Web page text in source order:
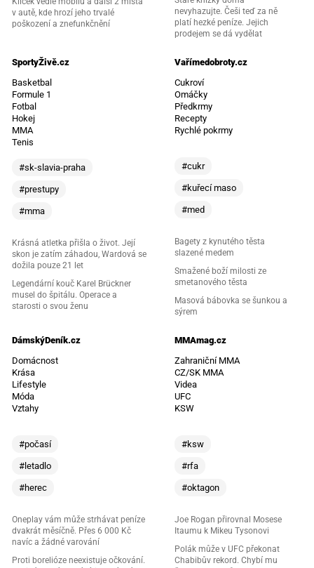
v autě, kde hrozí jeho trvalé
poškození a znefunkčnění
nevyhazujte. Češi teď za ně
platí hezké peníze. Jejich
prodejem se dá vydělat
SportyŽivě.cz
Basketbal
Formule 1
Fotbal
Hokej
MMA
Tenis
#sk-slavia-praha
#prestupy
#mma
Krásná atletka přišla o život. Její
skon je zatím záhadou, Wardová se
dožila pouze 21 let
Legendární kouč Karel Brückner
musel do špitálu. Operace a
starosti o svou ženu
Vařímedobroty.cz
Cukroví
Omáčky
Předkrmy
Recepty
Rychlé pokrmy
#cukr
#kuřecí maso
#med
Bagety z kynutého těsta
slazené medem
Smažené boží milosti ze
smetanového těsta
Masová bábovka se šunkou a
sýrem
DámskýDeník.cz
Domácnost
Krása
Lifestyle
Móda
Vztahy
#počasí
#letadlo
#herec
Oneplay vám může strhávat peníze
dvakrát měsíčně. Přes 6 000 Kč
navíc a žádné varování
Proti borelióze neexistuje očkování.
MMAmag.cz
Zahraniční MMA
CZ/SK MMA
Videa
UFC
KSW
#ksw
#rfa
#oktagon
Joe Rogan přirovnal Mosese
Itaumu k Mikeu Tysonovi
Polák může v UFC překonat
Chabibův rekord. Chybí mu